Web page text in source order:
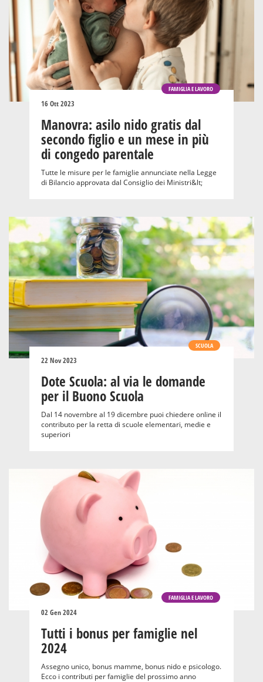
FAMIGLIA E LAVORO
16 Ott 2023
Manovra: asilo nido gratis dal
secondo figlio e un mese in più
di congedo parentale
Tutte le misure per le famiglie annunciate nella Legge
di Bilancio approvata dal Consiglio dei Ministri&lt;
SCUOLA
22 Nov 2023
Dote Scuola: al via le domande
per il Buono Scuola
Dal 14 novembre al 19 dicembre puoi chiedere online il
contributo per la retta di scuole elementari, medie e
superiori
FAMIGLIA E LAVORO
02 Gen 2024
Tutti i bonus per famiglie nel
2024
Assegno unico, bonus mamme, bonus nido e psicologo.
Ecco i contributi per famiglie del prossimo anno